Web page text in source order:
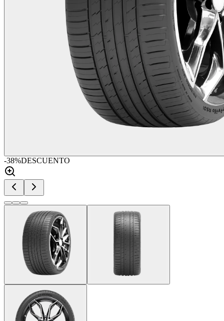
-38%DESCUENTO